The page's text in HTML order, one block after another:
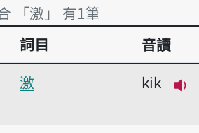
「激」 有1筆
「激」 有1筆
詞目 音讀
激
kik